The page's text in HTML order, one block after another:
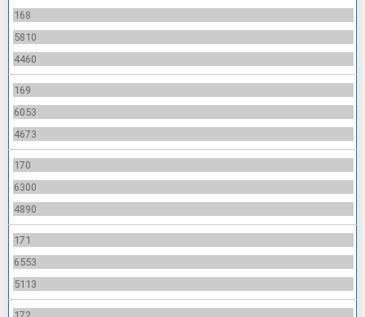
168
5810
4460
169
6053
4673
170
6300
4890
171
6553
5113